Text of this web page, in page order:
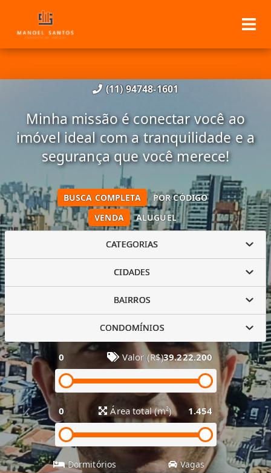
(11) 94748-1601
Minha missão é conectar você ao
imóvel ideal com a tranquilidade e a
segurança que você merece!
VENDA ALUGUEL
BUSCA COMPLETA POR CÓDIGO
CATEGORIAS
CIDADES
BAIRROS
CONDOMÍNIOS
0 Valor (R$)39.222.200
0 Área total (m²) 1.454
Dormitórios Vagas